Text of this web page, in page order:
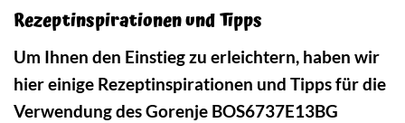
Rezeptinspirationen und Tipps
Um Ihnen den Einstieg zu erleichtern, haben wir
hier einige Rezeptinspirationen und Tipps für die
Verwendung des Gorenje BOS6737E13BG